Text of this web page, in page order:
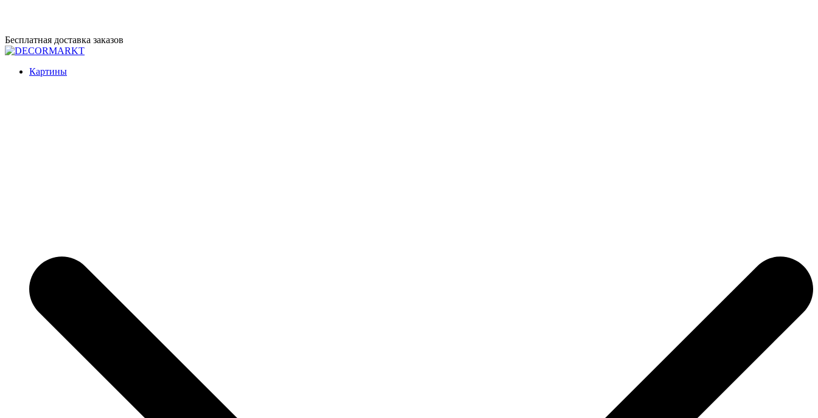
Перейти
к
Бесплатная доставка заказов
DECORMARKT
Картины для интерьера ручной работы
Картины